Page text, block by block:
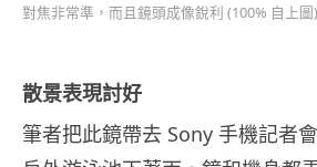
對焦非常準，而且鏡頭成像銳利 (100% 自上圖)
散景表現討好
筆者把此鏡帶去 Sony 手機記者